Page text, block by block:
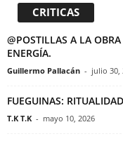
CRITICAS
@POSTILLAS A LA
ENERGÍA.
Guillermo Pallacán - julio 30,
FUEGUINAS:
T.K T.K - mayo 10, 2026